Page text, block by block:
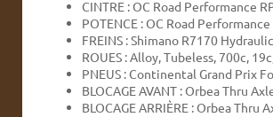
CINTRE : OC Road Performance
POTENCE : OC Road Performance
FREINS : Shimano R7170
ROUES : Alloy, Tubeless, 700c,
PNEUS : Continental Grand Prix
BLOCAGE AVANT : Orbea Thru
BLOCAGE ARRIÈRE : Orbea